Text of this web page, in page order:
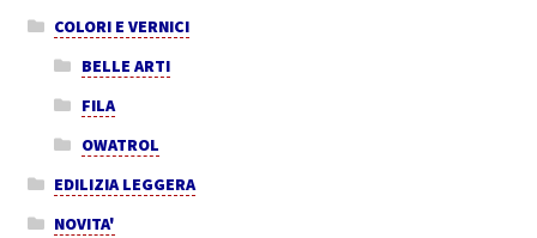
COLORI E VERNICI
BELLE ARTI
FILA
OWATROL
EDILIZIA LEGGERA
NOVITA'